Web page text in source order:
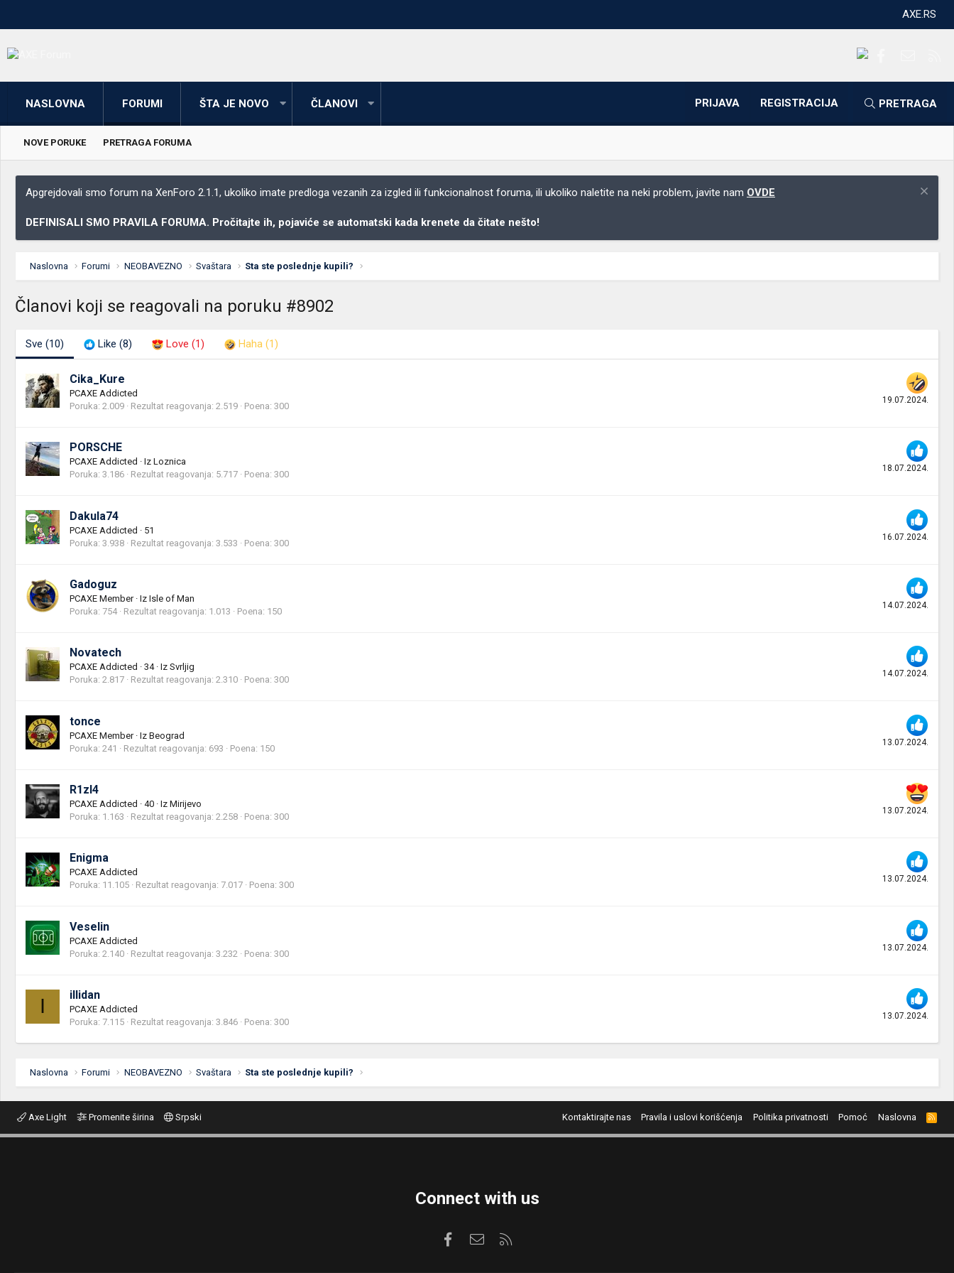
AXE.RS
NASLOVNA FORUMI ŠTA JE NOVO ČLANOVI PRIJAVA REGISTRACIJA PRETRAGA
NOVE PORUKE PRETRAGA FORUMA
Apgrejdovali smo forum na XenForo 2.1.1, ukoliko imate predloga vezanih za izgled ili funkcionalnost foruma, ili ukoliko naletite na neki problem, javite nam OVDE
DEFINISALI SMO PRAVILA FORUMA. Pročitajte ih, pojaviće se automatski kada krenete da čitate nešto!
Naslovna Forumi NEOBAVEZNO Svaštara Sta ste poslednje kupili?
Članovi koji se reagovali na poruku #8902
Sve (10) Like (8) Love (1) Haha (1)
19.07.2024.
Cika_Kure
PCAXE Addicted
Poruka 2.009 Rezultat reagovanja 2.519 Poena 300
18.07.2024.
PORSCHE
PCAXE Addicted · Iz Loznica
Poruka 3.186 Rezultat reagovanja 5.717 Poena 300
16.07.2024.
Dakula74
PCAXE Addicted · 51
Poruka 3.938 Rezultat reagovanja 3.533 Poena 300
14.07.2024.
Gadoguz
PCAXE Member · Iz Isle of Man
Poruka 754 Rezultat reagovanja 1.013 Poena 150
14.07.2024.
Novatech
PCAXE Addicted · 34 · Iz Svrljig
Poruka 2.817 Rezultat reagovanja 2.310 Poena 300
13.07.2024.
tonce
PCAXE Member · Iz Beograd
Poruka 241 Rezultat reagovanja 693 Poena 150
13.07.2024.
R1zl4
PCAXE Addicted · 40 · Iz Mirijevo
Poruka 1.163 Rezultat reagovanja 2.258 Poena 300
13.07.2024.
Enigma
PCAXE Addicted
Poruka 11.105 Rezultat reagovanja 7.017 Poena 300
13.07.2024.
Veselin
PCAXE Addicted
Poruka 2.140 Rezultat reagovanja 3.232 Poena 300
I 13.07.2024.
illidan
PCAXE Addicted
Poruka 7.115 Rezultat reagovanja 3.846 Poena 300
Naslovna Forumi NEOBAVEZNO Svaštara Sta ste poslednje kupili?
Axe Light Promenite širina Srpski Kontaktirajte nas Pravila i uslovi korišćenja Politika privatnosti Pomoć Naslovna
R
S
S
Connect with us
FacebookKontaktirajte nas